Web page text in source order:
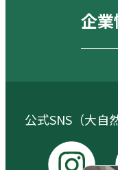
企
公式SNS（大自